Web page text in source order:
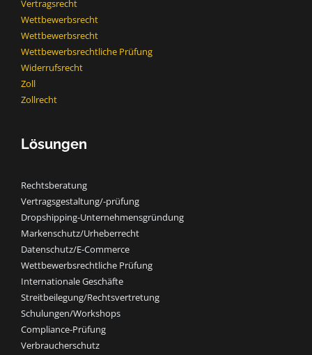
Vertragsrecht
Wettbewerbsrecht
Wettbewerbsrecht​
Wettbewerbsrechtliche Prüfung
Widerrufsrecht
Zoll
Zollrecht
Lösungen
Rechtsberatung
Vertragsgestaltung/-prüfung
Dropshipping-Unternehmensgründung
Markenschutz/Urheberrecht
Datenschutz/E-Commerce
Wettbewerbsrechtliche Prüfung
Internationale Geschäfte
Streitbeilegung/Rechtsvertretung
Schulungen/Workshops
Compliance-Prüfung
Verbraucherschutz